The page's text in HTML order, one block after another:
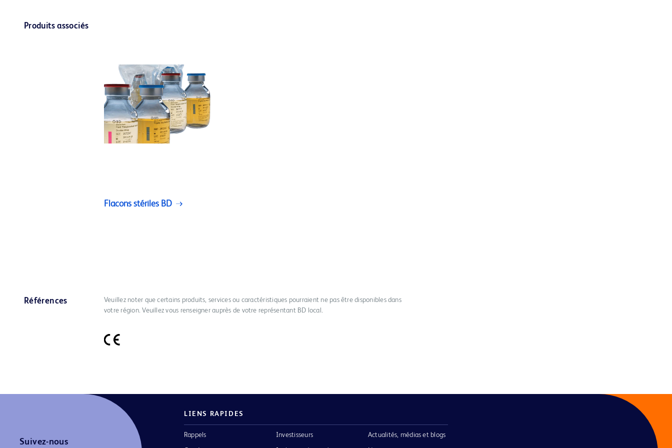
Produits associés
Flacons stériles BD
Références
Veuillez noter que certains produits, services ou caractéristiques pourraient ne pas être disponibles dans
votre région. Veuillez vous renseigner auprès de votre représentant BD local.
Suivez-nous
LIENS RAPIDES
Rappels Investisseurs Actualités, médias et blogs